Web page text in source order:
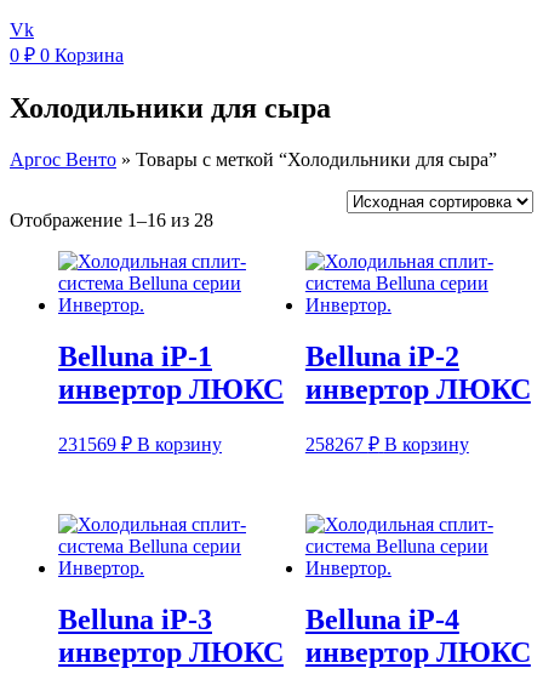
Vk
0 ₽ 0 Корзина
Холодильники для сыра
Аргос Венто » Товары с меткой “Холодильники для сыра”
Отображение 1–16 из 28
Belluna iP-1
инвертор ЛЮКС
231569 ₽ В корзину
Belluna iP-2
инвертор ЛЮКС
258267 ₽ В корзину
Belluna iP-3
инвертор ЛЮКС
Belluna iP-4
инвертор ЛЮКС